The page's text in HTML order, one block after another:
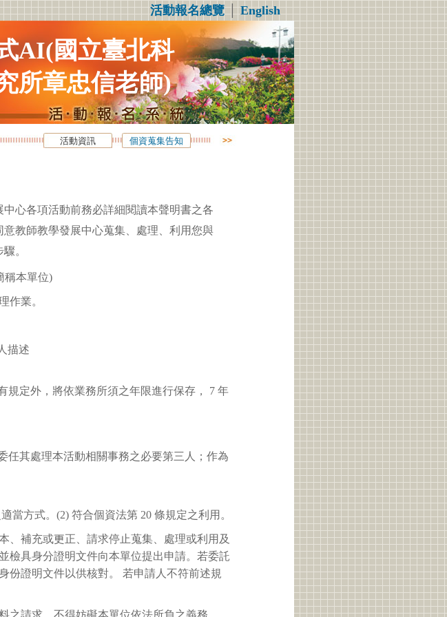
活動報名總覽│English
AI(國立臺北科
所章忠信老師)
活動資訊 個資蒐集告知
心各項活動前務必詳細閱讀本聲明書之各
教師教學發展中心蒐集、處理、利用您與
。
稱本單位)
作業。
描述
規定外，將依業務所須之年限進行保存， 7 年
任其處理本活動相關事務之必要第三人；作為
當方式。(2) 符合個資法第 20 條規定之利用。
、補充或更正、請求停止蒐集、處理或利用及
檢具身分證明文件向本單位提出申請。若委託
份證明文件以供核對。 若申請人不符前述規
請求，不得妨礙本單位依法所負之義務。